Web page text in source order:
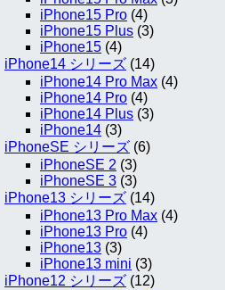
iPhone15 Pro (4)
iPhone15 Plus (3)
iPhone15 (4)
iPhone14 シリーズ (14)
iPhone14 Pro Max (4)
iPhone14 Pro (4)
iPhone14 Plus (3)
iPhone14 (3)
iPhoneSE シリーズ (6)
iPhoneSE 2 (3)
iPhoneSE 3 (3)
iPhone13 シリーズ (14)
iPhone13 Pro Max (4)
iPhone13 Pro (4)
iPhone13 (3)
iPhone13 mini (3)
iPhone12 シリーズ (12)